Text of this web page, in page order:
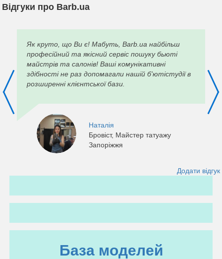
Відгуки про Barb.ua
Як круто, що Ви є! Мабуть, Barb.ua найбільш
професійний та якісний сервіс пошуку бьюті
майстрів та салонів! Ваші комунікативні
здібності не раз допомагали нашій б'ютістудії в
розширенні клієнтської бази.
Наталія
Бровіст, Майстер татуажу
Запоріжжя
Додати відгук
База моделей